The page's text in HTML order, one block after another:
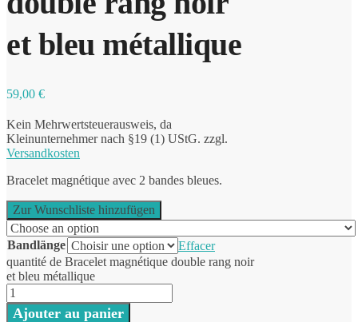
et bleu métallique
59,00 €
Kein Mehrwertsteuerausweis, da
Kleinunternehmer nach §19 (1) UStG. zzgl.
Versandkosten
Bracelet magnétique avec 2 bandes bleues.
Zur Wunschliste hinzufügen
Bandlänge
Effacer
quantité de Bracelet magnétique double rang noir
et bleu métallique
Ajouter au panier